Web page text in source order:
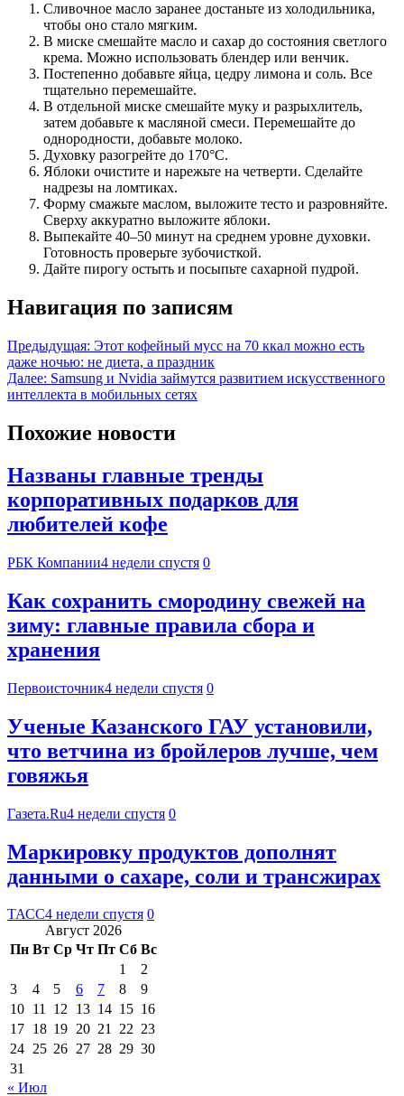
Сливочное масло заранее достаньте из холодильника,
чтобы оно стало мягким.
В миске смешайте масло и сахар до состояния светлого
крема. Можно использовать блендер или венчик.
Постепенно добавьте яйца, цедру лимона и соль. Все
тщательно перемешайте.
В отдельной миске смешайте муку и разрыхлитель,
затем добавьте к масляной смеси. Перемешайте до
однородности, добавьте молоко.
Духовку разогрейте до 170°C.
Яблоки очистите и нарежьте на четверти. Сделайте
надрезы на ломтиках.
Форму смажьте маслом, выложите тесто и разровняйте.
Сверху аккуратно выложите яблоки.
Выпекайте 40–50 минут на среднем уровне духовки.
Готовность проверьте зубочисткой.
Дайте пирогу остыть и посыпьте сахарной пудрой.
Навигация по записям
Предыдущая: Этот кофейный мусс на 70 ккал можно есть
даже ночью: не диета, а праздник
Далее: Samsung и Nvidia займутся развитием искусственного
интеллекта в мобильных сетях
Похожие новости
Названы главные тренды
корпоративных подарков для
любителей кофе
РБК Компании4 недели спустя 0
Как сохранить смородину свежей на
зиму: главные правила сбора и
хранения
Первоисточник4 недели спустя 0
Ученые Казанского ГАУ установили,
что ветчина из бройлеров лучше, чем
говяжья
Газета.Ru4 недели спустя 0
Маркировку продуктов дополнят
данными о сахаре, соли и трансжирах
ТАСС4 недели спустя 0
Август 2026
Пн Вт Ср Чт Пт Сб Вс
1
2
3
4 5 6 7 8
9
10 11 12 13 14 15 16
17 18 19 20 21 22 23
24 25 26 27 28 29 30
31
« Июл